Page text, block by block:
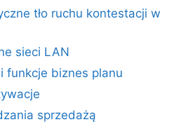
tło ruchu kontestacji w
sieci LAN
funkcje biznes planu
sprzedażą